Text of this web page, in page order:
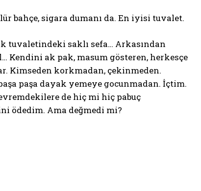
bahçe, sigara dumanı da. En iyisi tuvalet.
tuvaletindeki saklı sefa… Arkasından
Kendini ak pak, masum gösteren, herkesçe
Kimseden korkmadan, çekinmeden.
paşa dayak yemeye gocunmadan. İçtim.
de hiç mi hiç pabuç
ödedim. Ama değmedi mi?